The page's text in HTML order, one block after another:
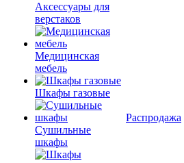
Аксессуары для
верстаков
Медицинская
мебель
Шкафы газовые
Сушильные
шкафы
Распродажа